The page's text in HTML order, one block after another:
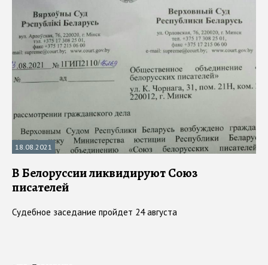
18.08.2021
В Белоруссии ликвидируют Союз
писателей
Судебное заседание пройдет 24 августа